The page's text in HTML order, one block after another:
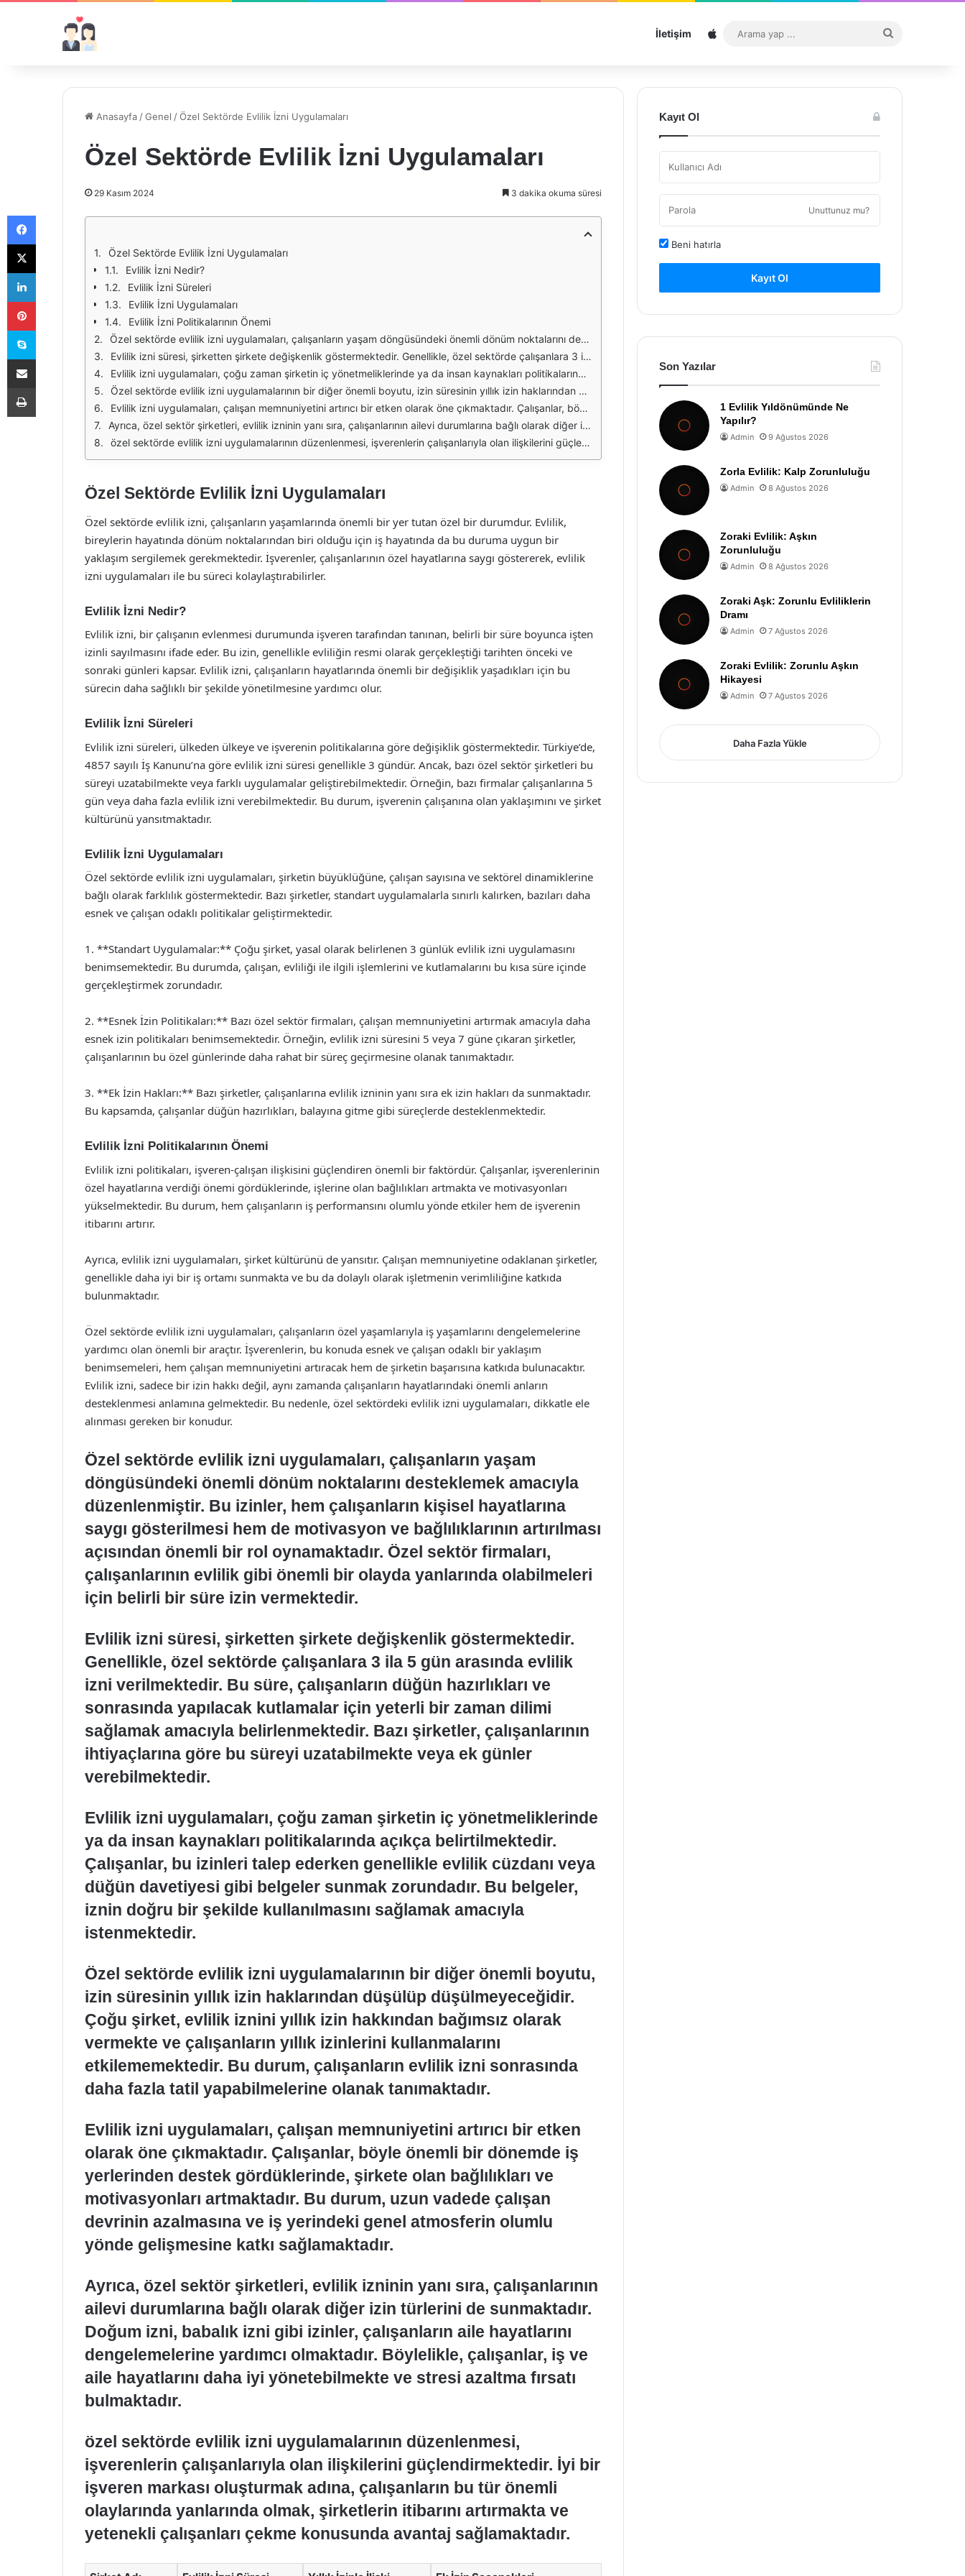
İletişim Sitemap
...
Anasayfa /Genel /Özel Sektörde Evlilik İzni Uygulamaları
Özel Sektörde Evlilik İzni Uygulamaları
29 Kasım 2024 3 dakika okuma süresi
Özel Sektörde Evlilik İzni Uygulamaları
Evlilik İzni Nedir?
Evlilik İzni Süreleri
Evlilik İzni Uygulamaları
Evlilik İzni Politikalarının Önemi
Özel sektörde evlilik izni uygulamaları, çalışanların yaşam döngüsündeki önemli dönüm noktalarını desteklemek amacıyla düzenlenmiştir. Bu izinler, hem çalışanların kişisel hayatlarına saygı gösterilmesi hem de motivasyon ve bağlılıklarının artırılması açısından önemli bir rol oynamaktadır. Özel sektör firmaları, çalışanlarının evlilik gibi önemli bir olayda yanlarında olabilmeleri için belirli bir süre izin vermektedir.
Evlilik izni süresi, şirketten şirkete değişkenlik göstermektedir. Genellikle, özel sektörde çalışanlara 3 ila 5 gün arasında evlilik izni verilmektedir. Bu süre, çalışanların düğün hazırlıkları ve sonrasında yapılacak kutlamalar için yeterli bir zaman dilimi sağlamak amacıyla belirlenmektedir. Bazı şirketler, çalışanlarının ihtiyaçlarına göre bu süreyi uzatabilmekte veya ek günler verebilmektedir.
Evlilik izni uygulamaları, çoğu zaman şirketin iç yönetmeliklerinde ya da insan kaynakları politikalarında açıkça belirtilmektedir. Çalışanlar, bu izinleri talep ederken genellikle evlilik cüzdanı veya düğün davetiyesi gibi belgeler sunmak zorundadır. Bu belgeler, iznin doğru bir şekilde kullanılmasını sağlamak amacıyla istenmektedir.
Özel sektörde evlilik izni uygulamalarının bir diğer önemli boyutu, izin süresinin yıllık izin haklarından düşülüp düşülmeyeceğidir. Çoğu şirket, evlilik iznini yıllık izin hakkından bağımsız olarak vermekte ve çalışanların yıllık izinlerini kullanmalarını etkilememektedir. Bu durum, çalışanların evlilik izni sonrasında daha fazla tatil yapabilmelerine olanak tanımaktadır.
Evlilik izni uygulamaları, çalışan memnuniyetini artırıcı bir etken olarak öne çıkmaktadır. Çalışanlar, böyle önemli bir dönemde iş yerlerinden destek gördüklerinde, şirkete olan bağlılıkları ve motivasyonları artmaktadır. Bu durum, uzun vadede çalışan devrinin azalmasına ve iş yerindeki genel atmosferin olumlu yönde gelişmesine katkı sağlamaktadır.
Ayrıca, özel sektör şirketleri, evlilik izninin yanı sıra, çalışanlarının ailevi durumlarına bağlı olarak diğer izin türlerini de sunmaktadır. Doğum izni, babalık izni gibi izinler, çalışanların aile hayatlarını dengelemelerine yardımcı olmaktadır. Böylelikle, çalışanlar, iş ve aile hayatlarını daha iyi yönetebilmekte ve stresi azaltma fırsatı bulmaktadır.
özel sektörde evlilik izni uygulamalarının düzenlenmesi, işverenlerin çalışanlarıyla olan ilişkilerini güçlendirmektedir. İyi bir işveren markası oluşturmak adına, çalışanların bu tür önemli olaylarında yanlarında olmak, şirketlerin itibarını artırmakta ve yetenekli çalışanları çekme konusunda avantaj sağlamaktadır.
Özel Sektörde Evlilik İzni Uygulamaları
Özel sektörde evlilik izni, çalışanların yaşamlarında önemli bir yer tutan özel bir durumdur. Evlilik,
bireylerin hayatında dönüm noktalarından biri olduğu için iş hayatında da bu duruma uygun bir
yaklaşım sergilemek gerekmektedir. İşverenler, çalışanlarının özel hayatlarına saygı göstererek, evlilik
izni uygulamaları ile bu süreci kolaylaştırabilirler.
Evlilik İzni Nedir?
Evlilik izni, bir çalışanın evlenmesi durumunda işveren tarafından tanınan, belirli bir süre boyunca işten
izinli sayılmasını ifade eder. Bu izin, genellikle evliliğin resmi olarak gerçekleştiği tarihten önceki ve
sonraki günleri kapsar. Evlilik izni, çalışanların hayatlarında önemli bir değişiklik yaşadıkları için bu
sürecin daha sağlıklı bir şekilde yönetilmesine yardımcı olur.
Evlilik İzni Süreleri
Evlilik izni süreleri, ülkeden ülkeye ve işverenin politikalarına göre değişiklik göstermektedir. Türkiye’de,
4857 sayılı İş Kanunu’na göre evlilik izni süresi genellikle 3 gündür. Ancak, bazı özel sektör şirketleri bu
süreyi uzatabilmekte veya farklı uygulamalar geliştirebilmektedir. Örneğin, bazı firmalar çalışanlarına 5
gün veya daha fazla evlilik izni verebilmektedir. Bu durum, işverenin çalışanına olan yaklaşımını ve şirket
kültürünü yansıtmaktadır.
Evlilik İzni Uygulamaları
Özel sektörde evlilik izni uygulamaları, şirketin büyüklüğüne, çalışan sayısına ve sektörel dinamiklerine
bağlı olarak farklılık göstermektedir. Bazı şirketler, standart uygulamalarla sınırlı kalırken, bazıları daha
esnek ve çalışan odaklı politikalar geliştirmektedir.
1. **Standart Uygulamalar:** Çoğu şirket, yasal olarak belirlenen 3 günlük evlilik izni uygulamasını
benimsemektedir. Bu durumda, çalışan, evliliği ile ilgili işlemlerini ve kutlamalarını bu kısa süre içinde
gerçekleştirmek zorundadır.
2. **Esnek İzin Politikaları:** Bazı özel sektör firmaları, çalışan memnuniyetini artırmak amacıyla daha
esnek izin politikaları benimsemektedir. Örneğin, evlilik izni süresini 5 veya 7 güne çıkaran şirketler,
çalışanlarının bu özel günlerinde daha rahat bir süreç geçirmesine olanak tanımaktadır.
3. **Ek İzin Hakları:** Bazı şirketler, çalışanlarına evlilik izninin yanı sıra ek izin hakları da sunmaktadır.
Bu kapsamda, çalışanlar düğün hazırlıkları, balayına gitme gibi süreçlerde desteklenmektedir.
Evlilik İzni Politikalarının Önemi
Evlilik izni politikaları, işveren-çalışan ilişkisini güçlendiren önemli bir faktördür. Çalışanlar, işverenlerinin
özel hayatlarına verdiği önemi gördüklerinde, işlerine olan bağlılıkları artmakta ve motivasyonları
yükselmektedir. Bu durum, hem çalışanların iş performansını olumlu yönde etkiler hem de işverenin
itibarını artırır.
Ayrıca, evlilik izni uygulamaları, şirket kültürünü de yansıtır. Çalışan memnuniyetine odaklanan şirketler,
genellikle daha iyi bir iş ortamı sunmakta ve bu da dolaylı olarak işletmenin verimliliğine katkıda
bulunmaktadır.
Özel sektörde evlilik izni uygulamaları, çalışanların özel yaşamlarıyla iş yaşamlarını dengelemelerine
yardımcı olan önemli bir araçtır. İşverenlerin, bu konuda esnek ve çalışan odaklı bir yaklaşım
benimsemeleri, hem çalışan memnuniyetini artıracak hem de şirketin başarısına katkıda bulunacaktır.
Evlilik izni, sadece bir izin hakkı değil, aynı zamanda çalışanların hayatlarındaki önemli anların
desteklenmesi anlamına gelmektedir. Bu nedenle, özel sektördeki evlilik izni uygulamaları, dikkatle ele
alınması gereken bir konudur.
Özel sektörde evlilik izni uygulamaları, çalışanların yaşam
döngüsündeki önemli dönüm noktalarını desteklemek amacıyla
düzenlenmiştir. Bu izinler, hem çalışanların kişisel hayatlarına
saygı gösterilmesi hem de motivasyon ve bağlılıklarının artırılması
açısından önemli bir rol oynamaktadır. Özel sektör firmaları,
çalışanlarının evlilik gibi önemli bir olayda yanlarında olabilmeleri
için belirli bir süre izin vermektedir.
Evlilik izni süresi, şirketten şirkete değişkenlik göstermektedir.
Genellikle, özel sektörde çalışanlara 3 ila 5 gün arasında evlilik
izni verilmektedir. Bu süre, çalışanların düğün hazırlıkları ve
sonrasında yapılacak kutlamalar için yeterli bir zaman dilimi
sağlamak amacıyla belirlenmektedir. Bazı şirketler, çalışanlarının
ihtiyaçlarına göre bu süreyi uzatabilmekte veya ek günler
verebilmektedir.
Evlilik izni uygulamaları, çoğu zaman şirketin iç yönetmeliklerinde
ya da insan kaynakları politikalarında açıkça belirtilmektedir.
Çalışanlar, bu izinleri talep ederken genellikle evlilik cüzdanı veya
düğün davetiyesi gibi belgeler sunmak zorundadır. Bu belgeler,
iznin doğru bir şekilde kullanılmasını sağlamak amacıyla
istenmektedir.
Özel sektörde evlilik izni uygulamalarının bir diğer önemli boyutu,
izin süresinin yıllık izin haklarından düşülüp düşülmeyeceğidir.
Çoğu şirket, evlilik iznini yıllık izin hakkından bağımsız olarak
vermekte ve çalışanların yıllık izinlerini kullanmalarını
etkilememektedir. Bu durum, çalışanların evlilik izni sonrasında
daha fazla tatil yapabilmelerine olanak tanımaktadır.
Evlilik izni uygulamaları, çalışan memnuniyetini artırıcı bir etken
olarak öne çıkmaktadır. Çalışanlar, böyle önemli bir dönemde iş
yerlerinden destek gördüklerinde, şirkete olan bağlılıkları ve
motivasyonları artmaktadır. Bu durum, uzun vadede çalışan
devrinin azalmasına ve iş yerindeki genel atmosferin olumlu
yönde gelişmesine katkı sağlamaktadır.
Ayrıca, özel sektör şirketleri, evlilik izninin yanı sıra, çalışanlarının
ailevi durumlarına bağlı olarak diğer izin türlerini de sunmaktadır.
Doğum izni, babalık izni gibi izinler, çalışanların aile hayatlarını
dengelemelerine yardımcı olmaktadır. Böylelikle, çalışanlar, iş ve
aile hayatlarını daha iyi yönetebilmekte ve stresi azaltma fırsatı
bulmaktadır.
özel sektörde evlilik izni uygulamalarının düzenlenmesi,
işverenlerin çalışanlarıyla olan ilişkilerini güçlendirmektedir. İyi bir
işveren markası oluşturmak adına, çalışanların bu tür önemli
olaylarında yanlarında olmak, şirketlerin itibarını artırmakta ve
yetenekli çalışanları çekme konusunda avantaj sağlamaktadır.
Kayıt Ol
Unuttunuz mu?
Beni hatırla
Kayıt Ol
Son Yazılar
1 Evlilik Yıldönümünde Ne
Yapılır?
Admin 9 Ağustos 2026
Zorla Evlilik: Kalp Zorunluluğu
Admin 8 Ağustos 2026
Zoraki Evlilik: Aşkın
Zorunluluğu
Admin 8 Ağustos 2026
Zoraki Aşk: Zorunlu Evliliklerin
Dramı
Admin 7 Ağustos 2026
Zoraki Evlilik: Zorunlu Aşkın
Hikayesi
Admin 7 Ağustos 2026
Daha Fazla Yükle
Facebook
X
LinkedIn
Pinterest
Skype
E-Posta ile paylaş